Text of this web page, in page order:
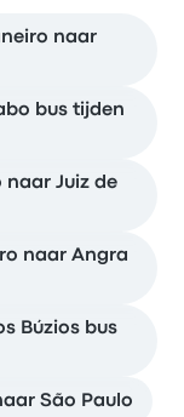
naar
bus tijden
naar Juiz de
naar Angra
Búzios bus
São Paulo